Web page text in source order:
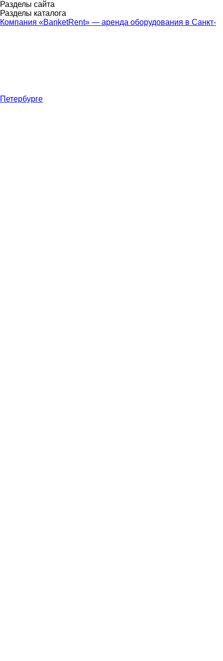
Разделы сайта
Разделы каталога
Компания «BanketRent» — аренда оборудования в Санкт-
Петербурге